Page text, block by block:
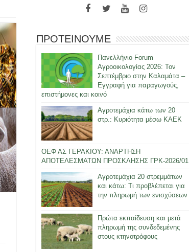
ΠΡΟΤΕΙΝΟΥΜΕ
Πανελλήνιο Forum
Αγροοικολογίας 2026: Τον
Σεπτέμβριο στην Καλαμάτα –
Εγγραφή για παραγωγούς,
επιστήμονες και κοινό
Αγροτεμάχια κάτω των 20
στρ.: Κυριότητα μέσω ΚΑΕΚ
ΟΕΦ ΑΣ ΓΕΡΑΚΙΟΥ: ΑΝΑΡΤΗΣΗ
ΑΠΟΤΕΛΕΣΜΑΤΩΝ ΠΡΟΣΚΛΗΣΗΣ ΓΡΚ-2026/01
Αγροτεμάχια 20 στρεμμάτων
και κάτω: Τι προβλέπεται για
την πληρωμή των ενισχύσεων
Πρώτα εκπαίδευση και μετά
πληρωμή της συνδεδεμένης
στους κτηνοτρόφους